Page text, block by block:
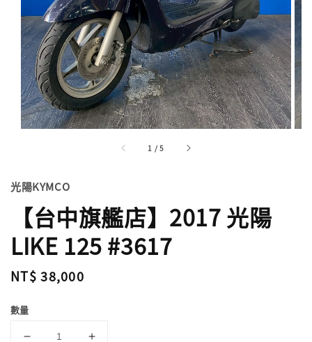
1 /5
光陽KYMCO
【台中旗艦店】2017 光陽
LIKE 125 #3617
Regular
NT$ 38,000
數量